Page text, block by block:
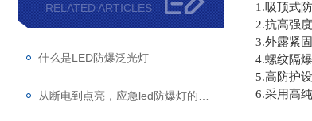
RELATED ARTICLES
什么是LED防爆泛光灯
1.吸顶式
2.抗高强
3.外露紧
4.螺纹隔
5.高防护
6.采用高